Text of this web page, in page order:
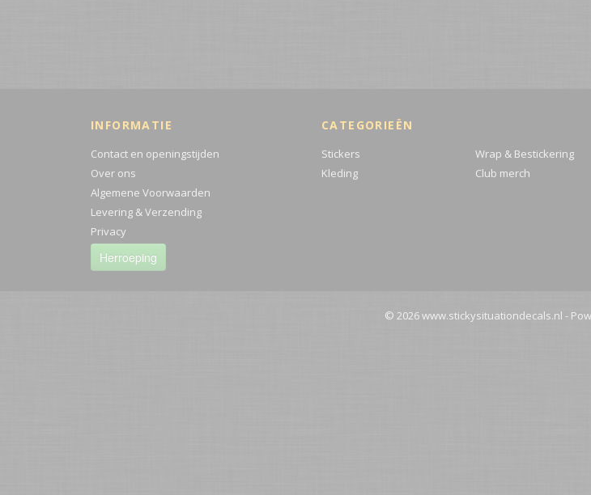
INFORMATIE
Contact en openingstijden
Over ons
Algemene Voorwaarden
Levering & Verzending
Privacy
Herroeping
CATEGORIEËN
Stickers
Kleding
Wrap & Bestickering
Club merch
© 2026 www.stickysituationdecals.nl -